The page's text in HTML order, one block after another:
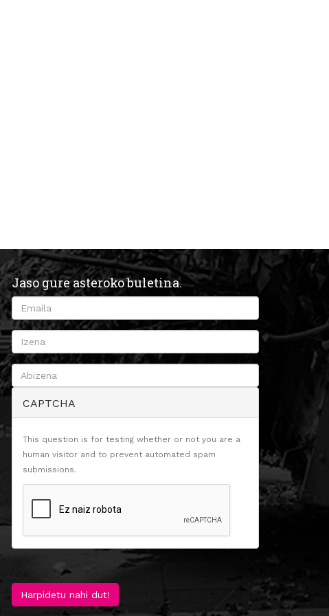
Jaso gure asteroko buletina.
CAPTCHA
This question is for testing whether or not you are a
human visitor and to prevent automated spam
submissions.
Harpidetu nahi dut!